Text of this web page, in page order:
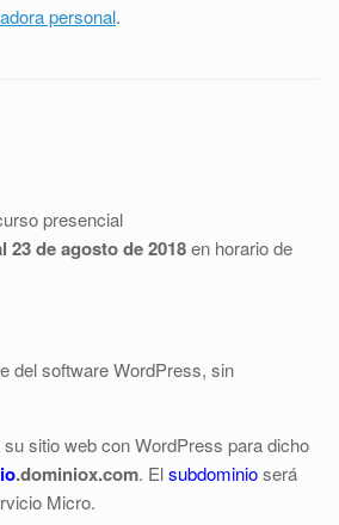
personal.
presencial
23 de agosto de 2018en horario de
del software WordPress, sin
sitio web con WordPress para dicho
.dominiox.com. Elsubdominioserá
Micro.